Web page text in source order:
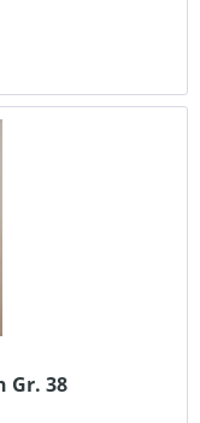
Gr. 38